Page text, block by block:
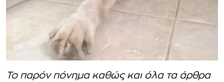
Το παρόν πόνημα καθώς και όλα τα άρθρα